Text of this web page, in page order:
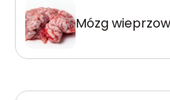
Mózg